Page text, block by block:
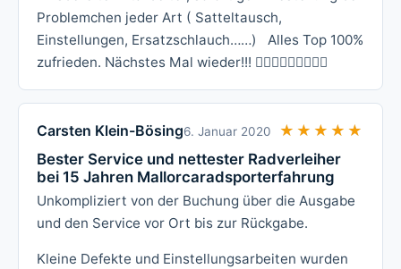
Problemchen jeder Art ( Satteltausch,
Einstellungen, Ersatzschlauch……) Alles Top 100%
zufrieden. Nächstes Mal wieder!!! 👍🏻👍🏻🚴🏻🚴🏼‍♂️
Carsten Klein-Bösing6. Januar 2020 ★★★★★
★★★★★
Bester Service und nettester Radverleiher
bei 15 Jahren Mallorcaradsporterfahrung
Unkompliziert von der Buchung über die Ausgabe
und den Service vor Ort bis zur Rückgabe.
Kleine Defekte und Einstellungsarbeiten wurden